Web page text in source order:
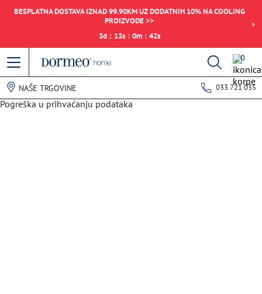
BESPLATNA DOSTAVA IZNAD 99.90KM UZ DODATNIH 10% NA COOLING
PROIZVODE >>
3d : 13s : 0m : 42s
0
NAŠE TRGOVINE 033 721 035
Pogreška u prihvaćanju podataka